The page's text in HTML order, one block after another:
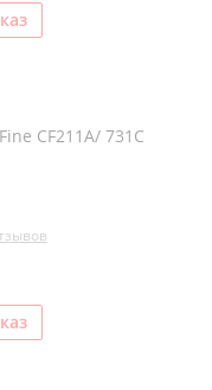
CF211A/ 731C